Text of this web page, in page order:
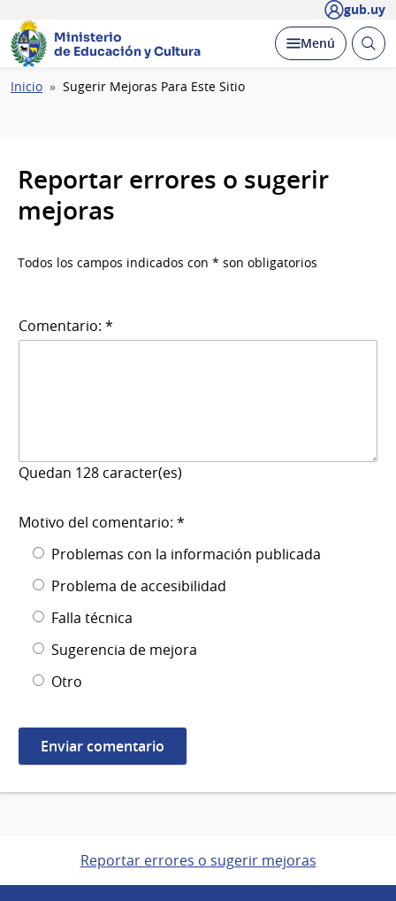
gub.uy
Ministerio
de Educación y Cultura
Desplegar
Menú Abrir
Ruta
Inicio Sugerir Mejoras Para Este Sitio
Reportar errores o sugerir
mejoras
Todos los campos indicados con * son obligatorios
Comentario: *
Quedan 128 caracter(es)
Motivo del comentario: *
Problemas con la información publicada
Problema de accesibilidad
Falla técnica
Sugerencia de mejora
Otro
Reportar errores o sugerir mejoras